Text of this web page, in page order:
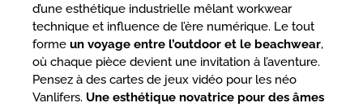
d’une esthétique industrielle mêlant workwear
technique et influence de l’ère numérique. Le tout
forme un voyage entre l’outdoor et le beachwear,
où chaque pièce devient une invitation à l’aventure.
Pensez à des cartes de jeux vidéo pour les néo
Vanlifers. Une esthétique novatrice pour des âmes